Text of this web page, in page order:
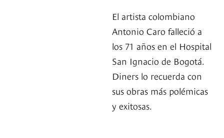
El artista colombiano
Antonio Caro falleció a
los 71 años en el Hospital
San Ignacio de Bogotá.
Diners lo recuerda con
sus obras más polémicas
y exitosas.